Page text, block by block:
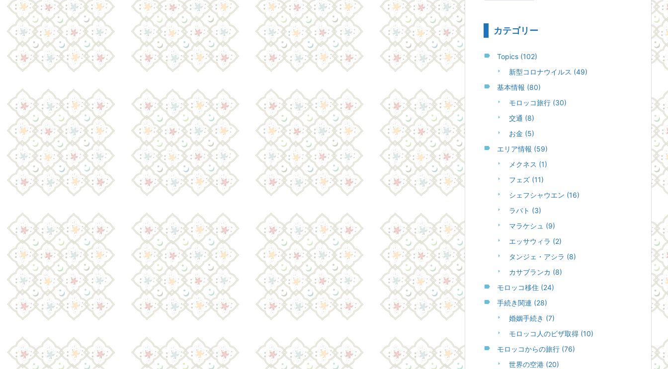
カテゴリー
Topics (102)
新型コロナウイルス (49)
基本情報 (80)
モロッコ旅行 (30)
交通 (8)
お金 (5)
エリア情報 (59)
メクネス (1)
フェズ (11)
シェフシャウエン (16)
ラバト (3)
マラケシュ (9)
エッサウィラ (2)
タンジェ・アシラ (8)
カサブランカ (8)
モロッコ移住 (24)
手続き関連 (28)
婚姻手続き (7)
モロッコ人のビザ取得 (10)
モロッコからの旅行 (76)
世界の空港 (20)